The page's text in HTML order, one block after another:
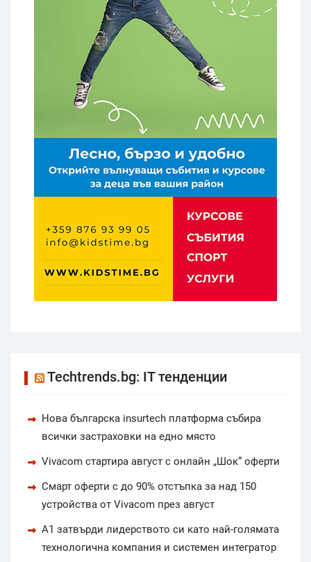
Techtrends.bg: IT тенденции
Нова българска insurtech платформа събира
всички застраховки на едно място
Vivacom стартира август с онлайн „Шок“ оферти
Смарт оферти с до 90% отстъпка за над 150
устройства от Vivacom през август
А1 затвърди лидерството си като най-голямата
технологична компания и системен интегратор